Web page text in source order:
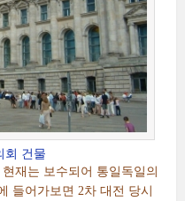
회 건물
재는 보수되어 통일독일의
들어가보면 2차 대전 당시